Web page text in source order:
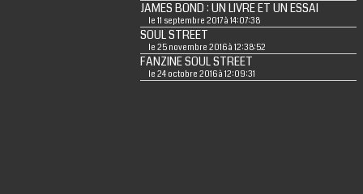
JAMES BOND : UN LIVRE ET UN ESSAI
le 11 septembre 2017 à 14:07:38
SOUL STREET
le 25 novembre 2016 à 12:38:52
FANZINE SOUL STREET
le 24 octobre 2016 à 12:09:31